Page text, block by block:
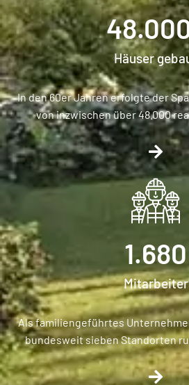
Häuser
In den 60er Jahren erfolgte der
von inzwischen über 48.000
Mitarbeiter
1.680
Als familiengeführtes
bundesweit sieben Standorten